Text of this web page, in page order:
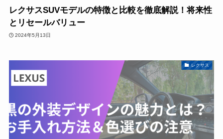
レクサスSUVモデルの特徴と比較を徹底解説！将来性
とリセールバリュー
2024年5月13日
レクサス